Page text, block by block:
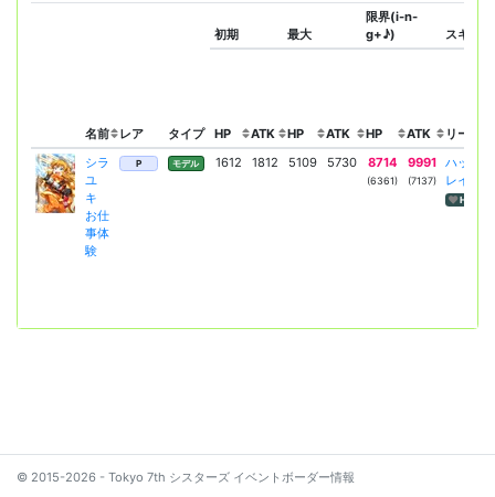
名前 レア タイプ
初期 最大
限界(i-n-
g+♪)
スキル
HP ATK HP ATK HP ATK
リーダ
シラ
ユ
キ
お仕
事体
験
P モデル 1612 1812 5109 5730 8714
(6361)
9991
(7137)
ハッピー
レイニー
HP回復
© 2015-2026 - Tokyo 7th シスターズ イベントボーダー情報